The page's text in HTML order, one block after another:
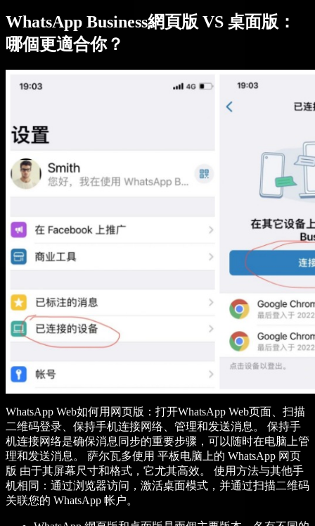
WhatsApp Business網頁版 VS 桌面版：
哪個更適合你？
WhatsApp Web如何用网页版：打开WhatsApp Web页面、扫描
二维码登录、保持手机连接网络、管理和发送消息。 保持手
机连接网络是确保消息同步的重要步骤，可以随时在电脑上管
理和发送消息。 萨尔瓦多使用 平板电脑上的 WhatsApp 网页
版 由于其屏幕尺寸和格式，它尤其高效。 使用方法与其他手
机相同：通过浏览器访问，激活桌面模式，并通过扫描二维码
关联您的 WhatsApp 帐户。